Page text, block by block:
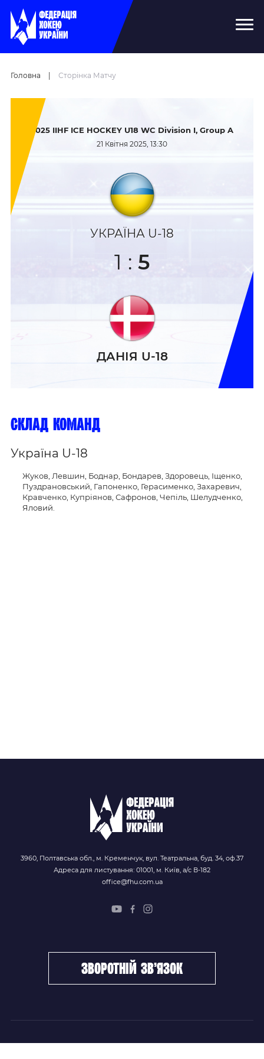
Головна Сторінка Матчу
2025 IIHF ICE HOCKEY U18 WC Division I, Group A
21 Квітня 2025, 13:30
УКРАЇНА U-18
1 : 5
ДАНІЯ U-18
склад команд
Україна U-18
Жуков, Левшин, Боднар, Бондарев, Здоровець, Іщенко,
Пуздрановський, Гапоненко, Герасименко, Захаревич,
Кравченко, Купріянов, Сафронов, Чепіль, Шелудченко,
Яловий.
3960, Полтавська обл., м. Кременчук, вул. Театральна, буд. 34, оф.37
Адреса для листування: 01001, м. Київ, а/с В-182
office@fhu.com.ua
зворотній зв’язок